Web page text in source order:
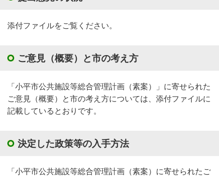
添付ファイルをご覧ください。
ご意見（概要）と市の考え方
「小平市公共施設等総合管理計画（素案）」に寄せられた
ご意見（概要）と市の考え方については、添付ファイルに
記載しているとおりです。
決定した政策等の入手方法
「小平市公共施設等総合管理計画（素案）に寄せられたご